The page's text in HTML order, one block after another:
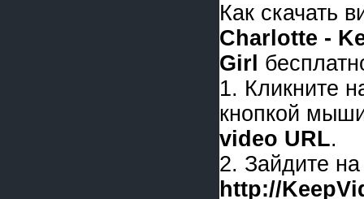
Как скачать
Charlotte -
Girl
1. Кликните
кнопкой
video URL.
2. Зайдите на
http://